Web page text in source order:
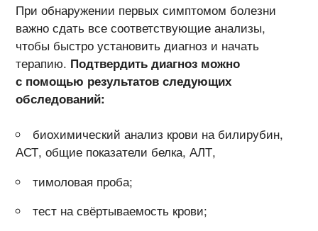
При обнаружении первых симптомом болезни
важно сдать все соответствующие анализы,
чтобы быстро установить диагноз и начать
терапию. Подтвердить диагноз можно
с помощью результатов следующих
обследований:
биохимический анализ крови на билирубин,
АСТ, общие показатели белка, АЛТ,
тимоловая проба;
тест на свёртываемость крови;